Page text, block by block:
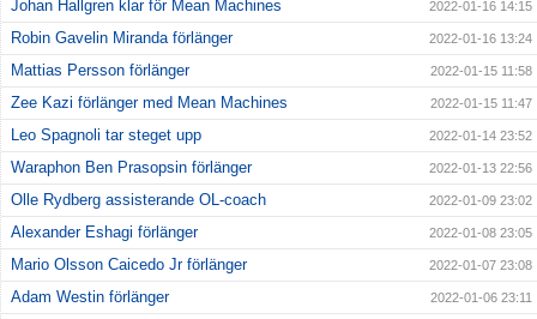
Johan Hallgren klar för Mean Machines 2022-01-16 14:15
Robin Gavelin Miranda förlänger 2022-01-16 13:24
Mattias Persson förlänger 2022-01-15 11:58
Zee Kazi förlänger med Mean Machines 2022-01-15 11:47
Leo Spagnoli tar steget upp 2022-01-14 23:52
Waraphon Ben Prasopsin förlänger 2022-01-13 22:56
Olle Rydberg assisterande OL-coach 2022-01-09 23:02
Alexander Eshagi förlänger 2022-01-08 23:05
Mario Olsson Caicedo Jr förlänger 2022-01-07 23:08
Adam Westin förlänger 2022-01-06 23:11